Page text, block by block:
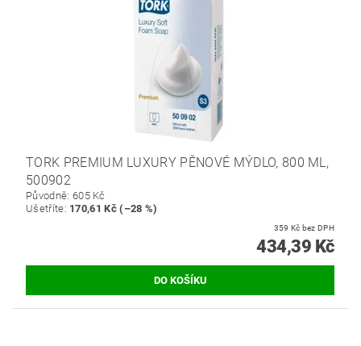
TORK PREMIUM LUXURY PĚNOVÉ MÝDLO, 800 ML,
500902
Původně: 605 Kč
Ušetříte: 170,61 Kč (–28 %)
359 Kč bez DPH
434,39 Kč